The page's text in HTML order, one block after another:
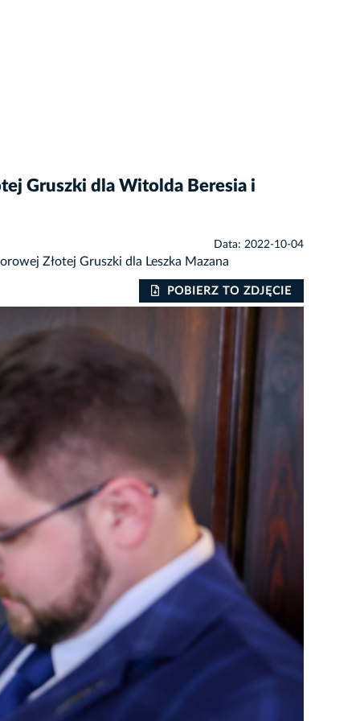
Gruszki dla Witolda Beresia i
Data: 2022-10-04
Złotej Gruszki dla Leszka Mazana
POBIERZ TO ZDJĘCIE